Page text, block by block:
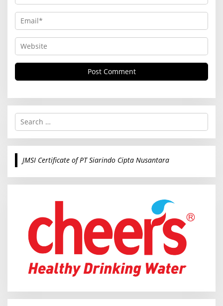
S
r
c
o
JMSI Certificate of PT Siarindo Cipta Nusantara